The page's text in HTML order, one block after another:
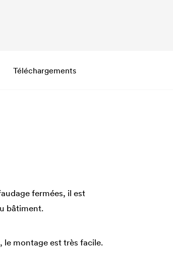
Téléchargements
fermées, il est
bâtiment.
le montage est très facile.